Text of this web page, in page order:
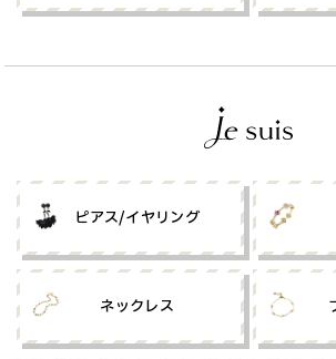
ピアス/イヤリング
ネックレス